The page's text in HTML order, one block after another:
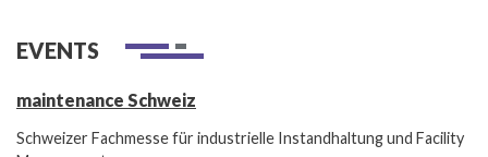
EVENTS
maintenance Schweiz
Schweizer Fachmesse für industrielle Instandhaltung und Facility